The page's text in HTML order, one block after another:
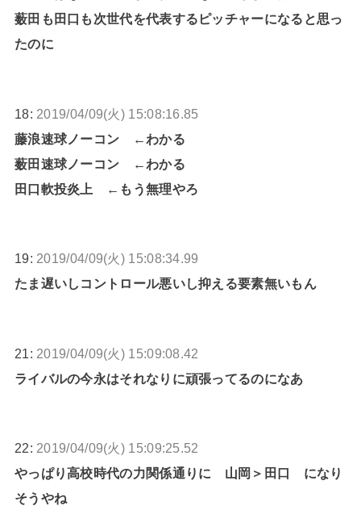
薮田も田口も次世代を代表するピッチャーになると思っ
たのに
18: 2019/04/09(火) 15:08:16.85
藤浪速球ノーコン ←わかる
薮田速球ノーコン ←わかる
田口軟投炎上 ←もう無理やろ
19: 2019/04/09(火) 15:08:34.99
たま遅いしコントロール悪いし抑える要素無いもん
21: 2019/04/09(火) 15:09:08.42
ライバルの今永はそれなりに頑張ってるのになあ
22: 2019/04/09(火) 15:09:25.52
やっぱり高校時代の力関係通りに 山岡＞田口 になり
そうやね